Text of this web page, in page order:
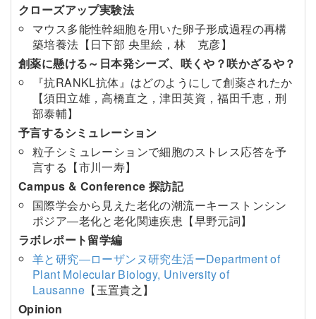
クローズアップ実験法
マウス多能性幹細胞を用いた卵子形成過程の再構
築培養法【日下部 央里絵，林 克彦】
創薬に懸ける～日本発シーズ、咲くや？咲かざるや？
『抗RANKL抗体』はどのようにして創薬されたか
【須田立雄，高橋直之，津田英資，福田千恵，刑
部泰輔】
予言するシミュレーション
粒子シミュレーションで細胞のストレス応答を予
言する【市川一寿】
Campus & Conference 探訪記
国際学会から見えた老化の潮流ーキーストンシン
ポジア―老化と老化関連疾患【早野元詞】
ラボレポート留学編
羊と研究―ローザンヌ研究生活ーDepartment of
Plant Molecular Biology, University of
Lausanne 【玉置貴之】
Opinion